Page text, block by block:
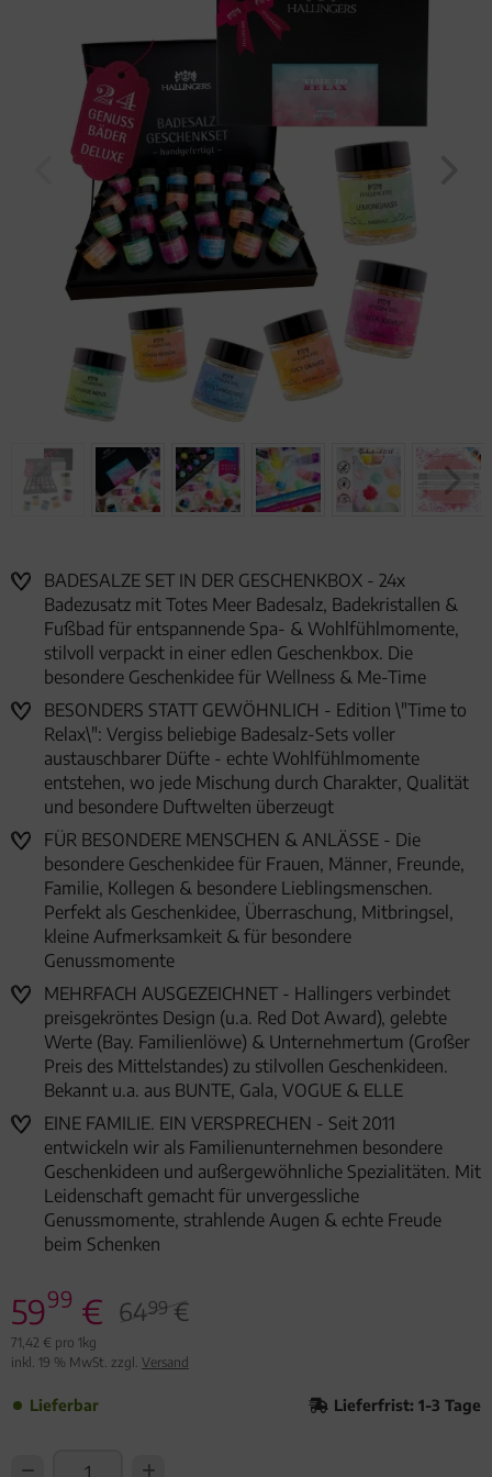
BADESALZE SET IN DER GESCHENKBOX - 24x
Badezusatz mit Totes Meer Badesalz, Badekristallen &
Fußbad für entspannende Spa- & Wohlfühlmomente,
stilvoll verpackt in einer edlen Geschenkbox. Die
besondere Geschenkidee für Wellness & Me-Time
BESONDERS STATT GEWÖHNLICH - Edition \"Time to
Relax\": Vergiss beliebige Badesalz-Sets voller
austauschbarer Düfte - echte Wohlfühlmomente
entstehen, wo jede Mischung durch Charakter, Qualität
und besondere Duftwelten überzeugt
FÜR BESONDERE MENSCHEN & ANLÄSSE - Die
besondere Geschenkidee für Frauen, Männer, Freunde,
Familie, Kollegen & besondere Lieblingsmenschen.
Perfekt als Geschenkidee, Überraschung, Mitbringsel,
kleine Aufmerksamkeit & für besondere
Genussmomente
MEHRFACH AUSGEZEICHNET - Hallingers verbindet
preisgekröntes Design (u.a. Red Dot Award), gelebte
Werte (Bay. Familienlöwe) & Unternehmertum (Großer
Preis des Mittelstandes) zu stilvollen Geschenkideen.
Bekannt u.a. aus BUNTE, Gala, VOGUE & ELLE
EINE FAMILIE. EIN VERSPRECHEN - Seit 2011
entwickeln wir als Familienunternehmen besondere
Geschenkideen und außergewöhnliche Spezialitäten. Mit
Leidenschaft gemacht für unvergessliche
Genussmomente, strahlende Augen & echte Freude
beim Schenken
5999 € 6499€
71,42 € pro 1kg
inkl. 19 % MwSt. zzgl. Versand
Lieferbar Lieferfrist: 1-3 Tage